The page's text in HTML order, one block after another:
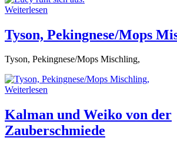
Weiterlesen
Tyson, Pekingnese/Mops
Tyson, Pekingnese/Mops Mischling,
Weiterlesen
Kalman und Weiko von der
Zauberschmiede